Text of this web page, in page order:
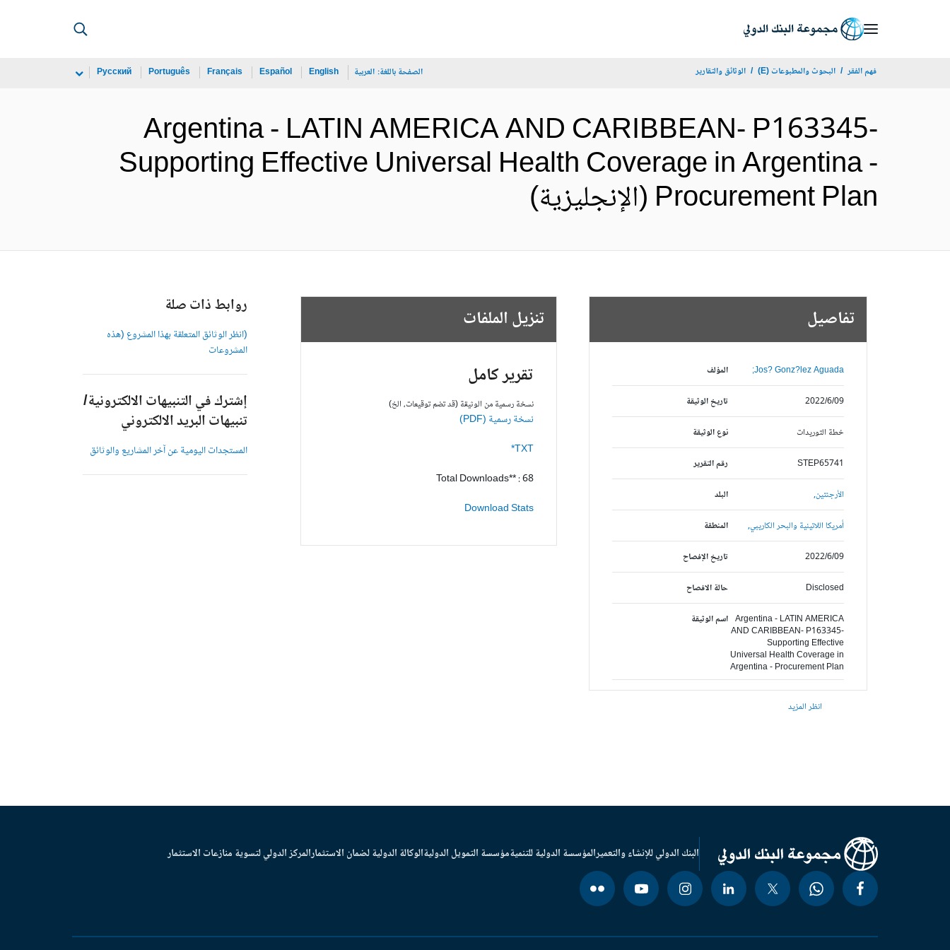
فهم الفقر البحوث والمطبوعات (E) الوثائق والتقارير الصفحة باللغة: العربية English
Español
Français
Português
Русский
Argentina - LATIN AMERICA AND CARIBBEAN- P163345-
Supporting Effective Universal Health Coverage in Argentina -
Procurement Plan (الإنجليزية)
تفاصيل
المؤلف Jos? Gonz?lez Aguada;
تاريخ الوثيقة 2022/6/09
نوع الوثيقة خطة التوريدات
رقم التقرير STEP65741
البلد الأرجنتين,
المنطقة أمريكا اللاتينية والبحر الكاريبي,
تاريخ الإفصاح 2022/6/09
حالة الافصاح Disclosed
اسم الوثيقة Argentina - LATIN AMERICA
AND CARIBBEAN- P163345-
Supporting Effective
Universal Health Coverage in
Argentina - Procurement Plan
انظر المزيد
تنزيل الملفات
تقرير كامل
نسخة رسمية من الوثيقة (قد تضم توقيعات، الخ)
نسخة رسمية (PDF)
TXT*
Total Downloads** : 68
Download Stats
روابط ذات صلة
(انظر الوثائق المتعلقة بهذا المشروع (هذه
المشروعات
إشترك في التنبيهات الالكترونية/
تنبيهات البريد الالكتروني
المستجدات اليومية عن آخر المشاريع والوثائق
البنك الدولي للإنشاء والتعميرالمؤسسة الدولية للتنميةمؤسسة التمويل الدوليةالوكالة الدولية لضمان الاستثمارالمركز الدولي لتسوية منازعات الاستثمار